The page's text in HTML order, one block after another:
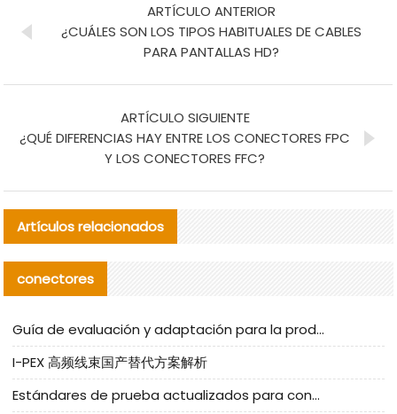
ARTÍCULO ANTERIOR
¿CUÁLES SON LOS TIPOS HABITUALES DE CABLES
PARA PANTALLAS HD?
ARTÍCULO SIGUIENTE
¿QUÉ DIFERENCIAS HAY ENTRE LOS CONECTORES FPC
Y LOS CONECTORES FFC?
Artículos relacionados
conectores
Guía de evaluación y adaptación para la producción en serie de componentes de cables nacionales para CNC Tech
I-PEX 高频线束国产替代方案解析
Estándares de prueba actualizados para conectores nacionales bajo la referencia de CLIFF